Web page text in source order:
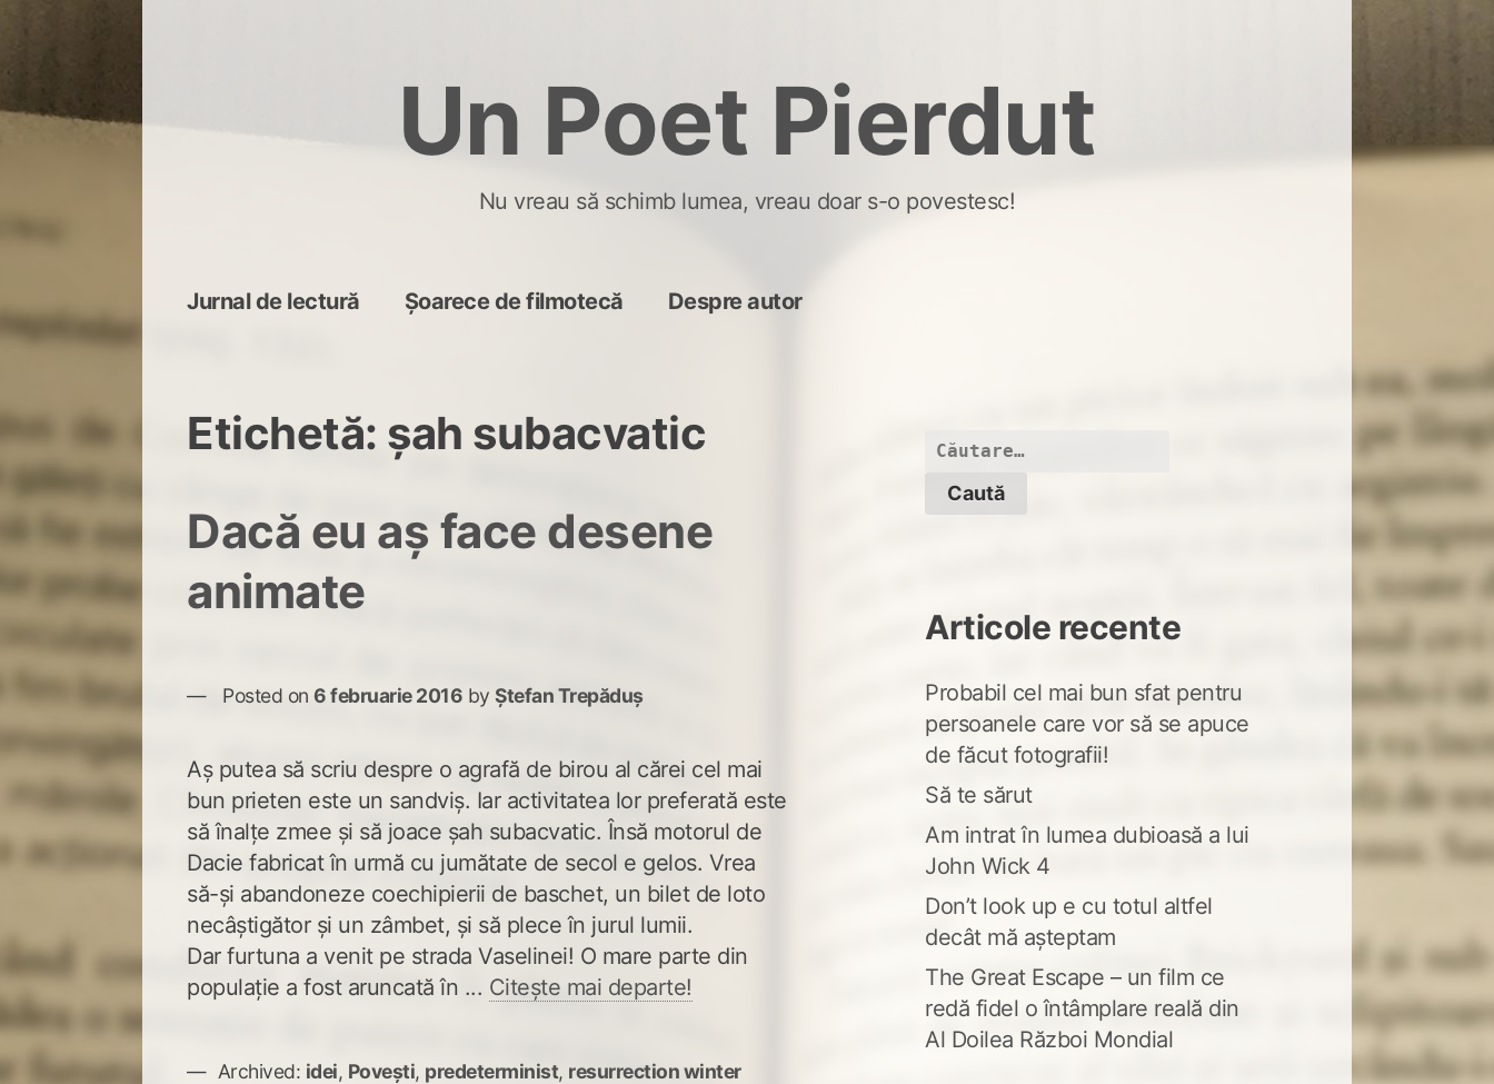
Un Poet Pierdut
Nu vreau să schimb lumea, vreau doar s-o povestesc!
Jurnal de lectură Șoarece de filmotecă Despre autor
Etichetă: șah subacvatic
Dacă eu aș face desene
animate
Posted on6 februarie 2016 byȘtefan Trepăduș
Aș putea să scriu despre o agrafă de birou al cărei cel mai
bun prieten este un sandviș. Iar activitatea lor preferată este
să înalțe zmee și să joace șah subacvatic. Însă motorul de
Dacie fabricat în urmă cu jumătate de secol e gelos. Vrea
să-și abandoneze coechipierii de baschet, un bilet de loto
necâștigător și un zâmbet, și să plece în jurul lumii.
Dar furtuna a venit pe strada Vaselinei! O mare parte din
populație a fost aruncată în ... Citește mai departe!
Archived: idei, Povești, predeterminist, resurrection winter
Caută
Articole recente
Probabil cel mai bun sfat pentru
persoanele care vor să se apuce
de făcut fotografii!
Să te sărut
Am intrat în lumea dubioasă a lui
John Wick 4
Don’t look up e cu totul altfel
decât mă așteptam
The Great Escape – un film ce
redă fidel o întâmplare reală din
Al Doilea Război Mondial